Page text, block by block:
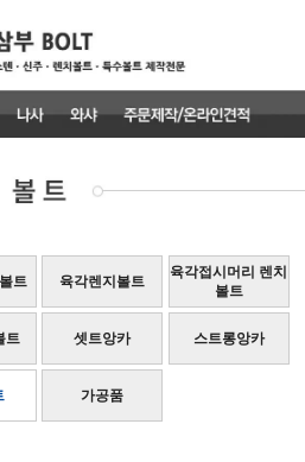
트 육각렌지볼트
육각접시머리 렌치
볼트
트 셋트앙카 스트롱앙카
가공품